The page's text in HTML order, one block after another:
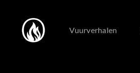
Vuurverhalen